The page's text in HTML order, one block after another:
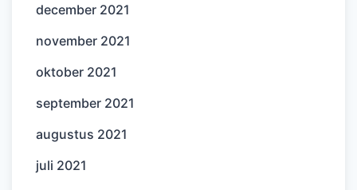
december 2021
november 2021
oktober 2021
september 2021
augustus 2021
juli 2021